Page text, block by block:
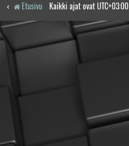
Etusivu Kaikki ajat ovat UTC+03:00